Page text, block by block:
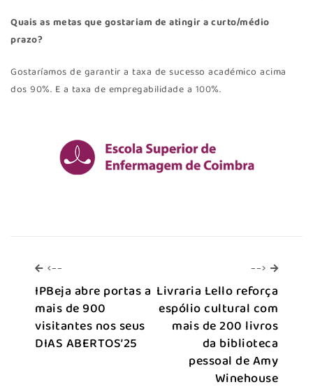
Quais as metas que gostariam de atingir a curto/médio
prazo?
Gostaríamos de garantir a taxa de sucesso académico acima
dos 90%. E a taxa de empregabilidade a 100%.
<--
IPBeja abre portas a
mais de 900
visitantes nos seus
DIAS ABERTOS’25
--> -->
Livraria Lello reforça
espólio cultural com
mais de 200 livros
da biblioteca
pessoal de Amy
Winehouse